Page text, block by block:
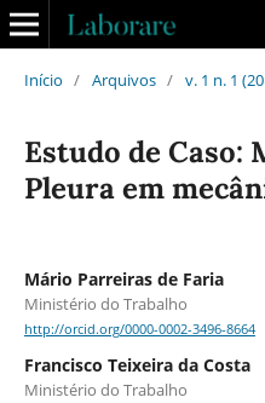
Início / Arquivos / v. 1 n. 1
Estudo de Caso:
Pleura em
Mário Parreiras de Faria
Ministério do Trabalho
http://orcid.org/0000-0002-3496-8664
Francisco Teixeira da Costa
Ministério do Trabalho